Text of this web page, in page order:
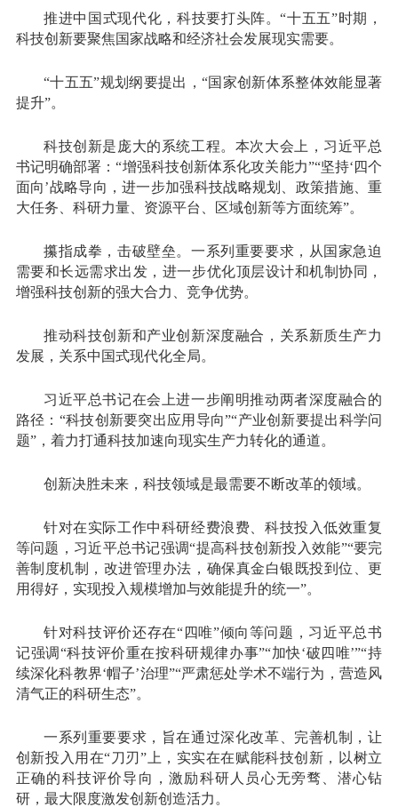
推进中国式现代化，科技要打头阵。“十五五”时期，
科技创新要聚焦国家战略和经济社会发展现实需要。
“十五五”规划纲要提出，“国家创新体系整体效能显著
提升”。
科技创新是庞大的系统工程。本次大会上，习近平总
书记明确部署：“增强科技创新体系化攻关能力”“坚持‘四个
面向’战略导向，进一步加强科技战略规划、政策措施、重
大任务、科研力量、资源平台、区域创新等方面统筹”。
攥指成拳，击破壁垒。一系列重要要求，从国家急迫
需要和长远需求出发，进一步优化顶层设计和机制协同，
增强科技创新的强大合力、竞争优势。
推动科技创新和产业创新深度融合，关系新质生产力
发展，关系中国式现代化全局。
习近平总书记在会上进一步阐明推动两者深度融合的
路径：“科技创新要突出应用导向”“产业创新要提出科学问
题”，着力打通科技加速向现实生产力转化的通道。
创新决胜未来，科技领域是最需要不断改革的领域。
针对在实际工作中科研经费浪费、科技投入低效重复
等问题，习近平总书记强调“提高科技创新投入效能”“要完
善制度机制，改进管理办法，确保真金白银既投到位、更
用得好，实现投入规模增加与效能提升的统一”。
针对科技评价还存在“四唯”倾向等问题，习近平总书
记强调“科技评价重在按科研规律办事”“加快‘破四唯’”“持
续深化科教界‘帽子’治理”“严肃惩处学术不端行为，营造风
清气正的科研生态”。
一系列重要要求，旨在通过深化改革、完善机制，让
创新投入用在“刀刃”上，实实在在赋能科技创新，以树立
正确的科技评价导向，激励科研人员心无旁骛、潜心钻
研，最大限度激发创新创造活力。